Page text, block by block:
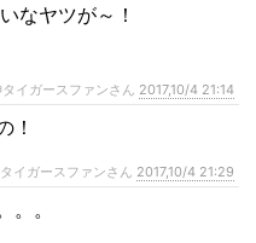
なヤツが～！
イガースファンさん 2017,10/4 21:14
！
イガースファンさん 2017,10/4 21:29
。。